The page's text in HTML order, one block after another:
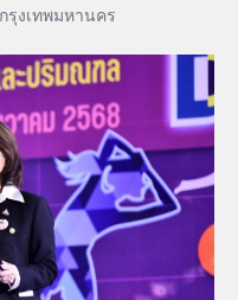
รุงเทพมหานคร